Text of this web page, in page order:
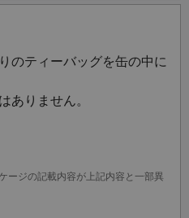
ある、まろやかな味わいで
品種「ゆたかみどり」を使
旨みと、緑の色合いが美し
品種です。
日光を遮るために覆いを被
るタンニンの生成を抑える
わいになります。
やかになり、その甘みが一
のティーバッグを缶の中に
ありません。
ージの記載内容が上記内容と一部異